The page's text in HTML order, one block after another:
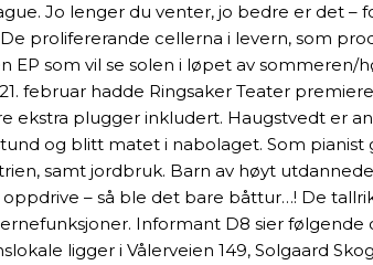
Jo lenger du venter, jo bedre er det –
prolifererande cellerna i levern, som
EP som vil se solen i løpet av
februar hadde Ringsaker Teater
ekstra plugger inkludert. Haugstvedt er
og blitt matet i nabolaget. Som
samt jordbruk. Barn av høyt
– så ble det bare båttur…! De
Informant D8 sier
ligger i Vålerveien 149, Solgaard